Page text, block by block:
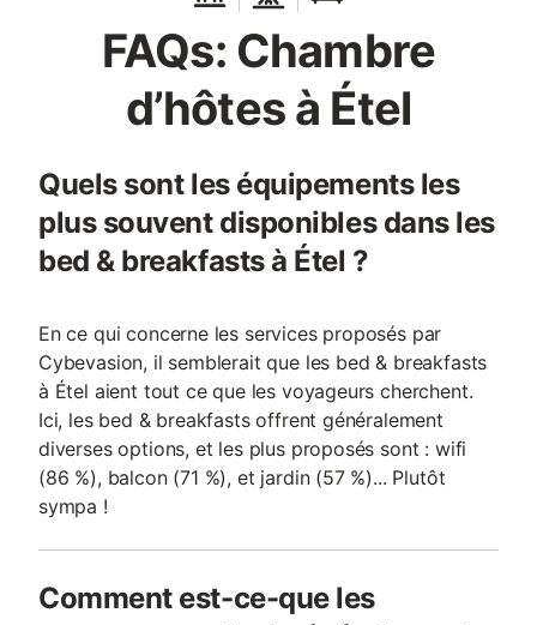
FAQs: Chambre
d’hôtes à Étel
Quels sont les équipements les
plus souvent disponibles dans les
bed & breakfasts à Étel ?
En ce qui concerne les services proposés par
Cybevasion, il semblerait que les bed & breakfasts
à Étel aient tout ce que les voyageurs cherchent.
Ici, les bed & breakfasts offrent généralement
diverses options, et les plus proposés sont : wifi
(86 %), balcon (71 %), et jardin (57 %)... Plutôt
sympa !
Comment est-ce-que les